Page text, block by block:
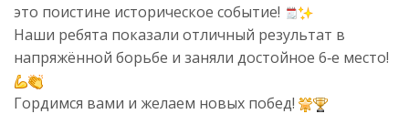
это поистине историческое событие!
Наши ребята показали отличный результат в
напряжённой борьбе и заняли достойное 6‑е место!
Гордимся вами и желаем новых побед!